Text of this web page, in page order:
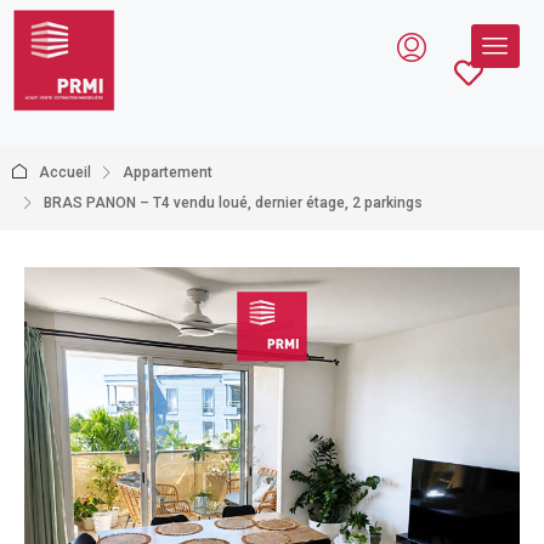
Accueil
Appartement
BRAS PANON – T4 vendu loué, dernier étage, 2 parkings